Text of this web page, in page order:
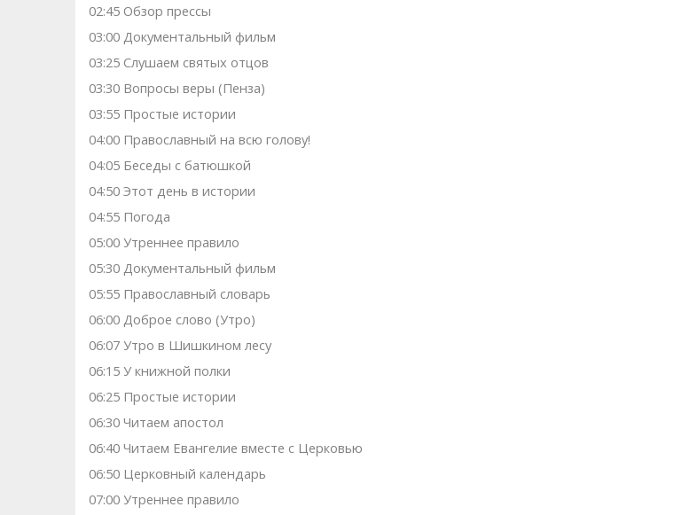
02:45 Обзор прессы
03:00 Документальный фильм
03:25 Слушаем святых отцов
03:30 Вопросы веры (Пенза)
03:55 Простые истории
04:00 Православный на всю голову!
04:05 Беседы с батюшкой
04:50 Этот день в истории
04:55 Погода
05:00 Утреннее правило
05:30 Документальный фильм
05:55 Православный словарь
06:00 Доброе слово (Утро)
06:07 Утро в Шишкином лесу
06:15 У книжной полки
06:25 Простые истории
06:30 Читаем апостол
06:40 Читаем Евангелие вместе с Церковью
06:50 Церковный календарь
07:00 Утреннее правило